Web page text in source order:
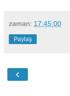
zaman: 17:45:00
Paylaş
‹